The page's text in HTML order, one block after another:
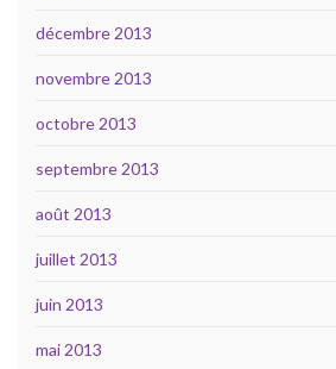
décembre 2013
novembre 2013
octobre 2013
septembre 2013
août 2013
juillet 2013
juin 2013
mai 2013